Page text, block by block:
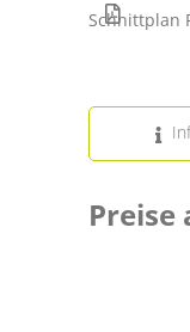
Schnittplan
Preise